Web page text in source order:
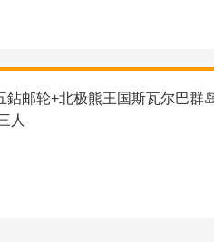
鉆邮轮+北极熊王国斯瓦尔巴群
人